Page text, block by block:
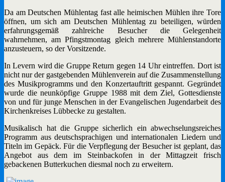
Da am Deutschen Mühlentag fast alle heimischen Mühlen ihre Tore
öffnen, um sich am Deutschen Mühlentag zu beteiligen, würden
erfahrungsgemäß zahlreiche Besucher die Gelegenheit
wahrnehmen, am Pfingstmontag gleich mehrere Mühlenstandorte
anzusteuern, so der Vorsitzende.
In Levern wird die Gruppe Return gegen 14 Uhr eintreffen. Dort ist
nicht nur der gastgebenden Mühlenverein auf die Zusammenstellung
des Musikprogramms und den Konzertauftritt gespannt. Gegründet
wurde die neunköpfige Gruppe 1988 mit dem Ziel, Gottesdienste
von und für junge Menschen in der Evangelischen Jugendarbeit des
Kirchenkreises Lübbecke zu gestalten.
Musikalisch hat die Gruppe sicherlich ein abwechselungsreiches
Programm aus deutschsprachigen und internationalen Liedern und
Titeln im Gepäck. Für die Verpflegung der Besucher ist geplant, das
Angebot aus dem im Steinbackofen in der Mittagzeit frisch
gebackenen Butterkuchen diesmal noch zu erweitern.